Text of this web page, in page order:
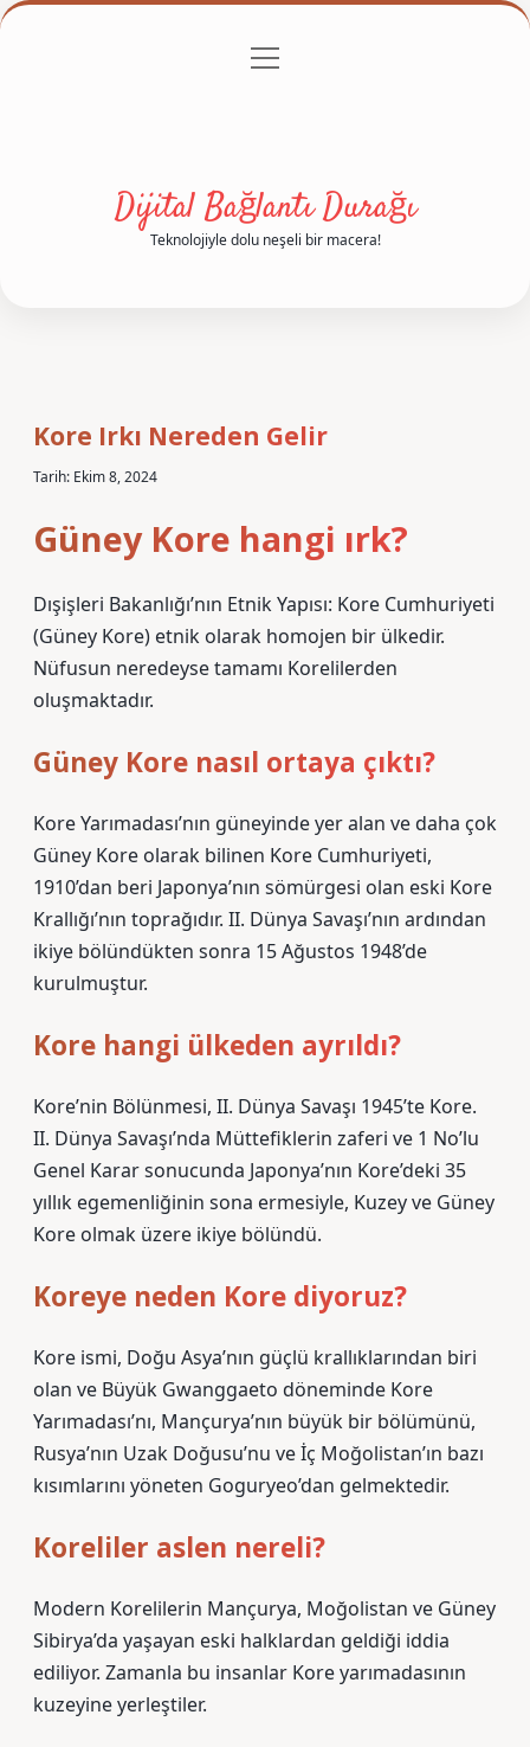
Gizlilik Politikası
menüyü
Dijital Bağlantı Durağı
Teknolojiyle dolu neşeli bir macera!
Kore Irkı Nereden Gelir
Tarih: Ekim 8, 2024
Güney Kore hangi ırk?
Dışişleri Bakanlığı’nın Etnik Yapısı: Kore Cumhuriyeti
(Güney Kore) etnik olarak homojen bir ülkedir.
Nüfusun neredeyse tamamı Korelilerden
oluşmaktadır.
Güney Kore nasıl ortaya çıktı?
Kore Yarımadası’nın güneyinde yer alan ve daha çok
Güney Kore olarak bilinen Kore Cumhuriyeti,
1910’dan beri Japonya’nın sömürgesi olan eski Kore
Krallığı’nın toprağıdır. II. Dünya Savaşı’nın ardından
ikiye bölündükten sonra 15 Ağustos 1948’de
kurulmuştur.
Kore hangi ülkeden ayrıldı?
Kore’nin Bölünmesi, II. Dünya Savaşı 1945’te Kore.
II. Dünya Savaşı’nda Müttefiklerin zaferi ve 1 No’lu
Genel Karar sonucunda Japonya’nın Kore’deki 35
yıllık egemenliğinin sona ermesiyle, Kuzey ve Güney
Kore olmak üzere ikiye bölündü.
Koreye neden Kore diyoruz?
Kore ismi, Doğu Asya’nın güçlü krallıklarından biri
olan ve Büyük Gwanggaeto döneminde Kore
Yarımadası’nı, Mançurya’nın büyük bir bölümünü,
Rusya’nın Uzak Doğusu’nu ve İç Moğolistan’ın bazı
kısımlarını yöneten Goguryeo’dan gelmektedir.
Koreliler aslen nereli?
Modern Korelilerin Mançurya, Moğolistan ve Güney
Sibirya’da yaşayan eski halklardan geldiği iddia
ediliyor. Zamanla bu insanlar Kore yarımadasının
kuzeyine yerleştiler.